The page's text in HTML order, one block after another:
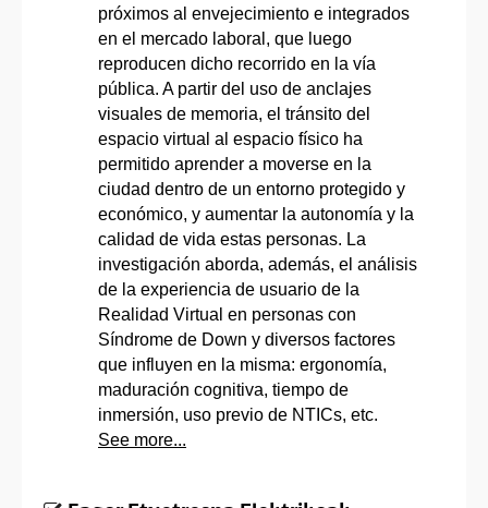
próximos al envejecimiento e integrados
en el mercado laboral, que luego
reproducen dicho recorrido en la vía
pública. A partir del uso de anclajes
visuales de memoria, el tránsito del
espacio virtual al espacio físico ha
permitido aprender a moverse en la
ciudad dentro de un entorno protegido y
económico, y aumentar la autonomía y la
calidad de vida estas personas. La
investigación aborda, además, el análisis
de la experiencia de usuario de la
Realidad Virtual en personas con
Síndrome de Down y diversos factores
que influyen en la misma: ergonomía,
maduración cognitiva, tiempo de
inmersión, uso previo de NTICs, etc.
See more...